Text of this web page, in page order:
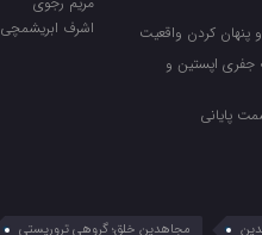
پنهان کردن واقعیت
جفری اپستین و
پایانی
اشرف ابریشمچی
مجاهدین خلق؛ گروهی تروریستی